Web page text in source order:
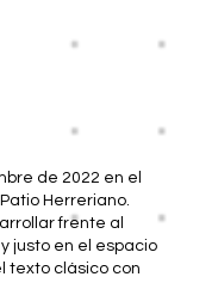
de 2022 en el
Herreriano.
frente al
y justo en el espacio
texto clásico con